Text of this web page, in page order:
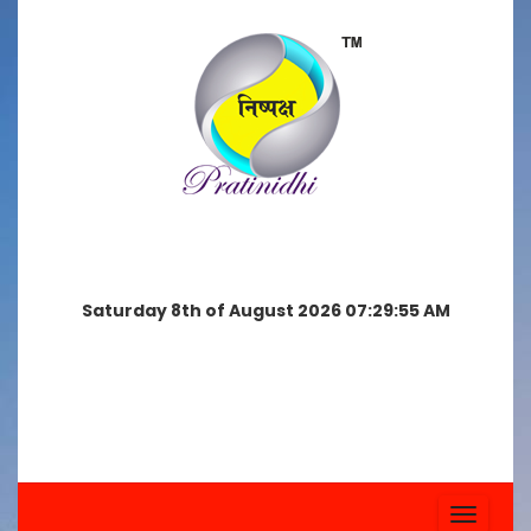
Saturday 8th of August 2026 07:29:55 AM
Toggle